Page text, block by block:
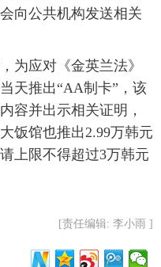
向公共机构发送相关
应对《金英兰法》
天推出“AA制卡”，该
容并出示相关证明，
饭馆也推出2.99万韩元
上限不得超过3万韩元
[责任编辑: 李小雨 ]